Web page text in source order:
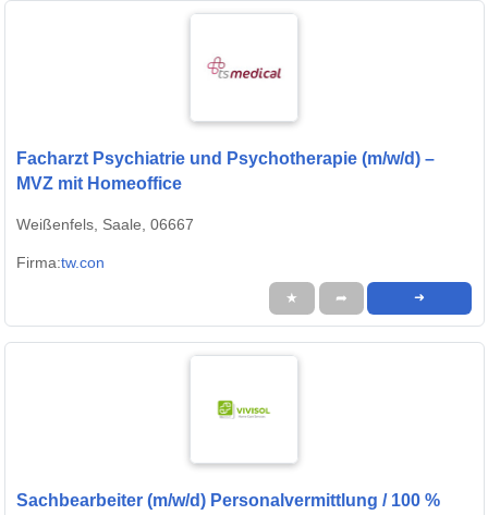
Facharzt Psychiatrie und Psychotherapie (m/w/d) –
MVZ mit Homeoffice
Weißenfels, Saale, 06667
Firma:tw.con
★ ➦ ➜
Sachbearbeiter (m/w/d) Personalvermittlung / 100 %